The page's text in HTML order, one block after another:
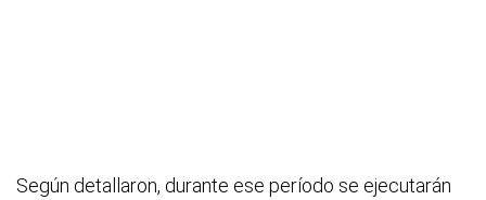
Según detallaron, durante ese período se ejecutarán